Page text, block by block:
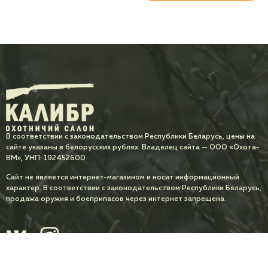
В соответствии с законодательством Республики Беларусь, цены на
сайте указаны в белорусских рублях. Владелец сайта — ООО «Охота-
ВМ», УНП: 192452600
Сайт не является интернет-магазином и носит информационный
характер. В соответствии с законодательством Республики Беларусь,
продажа оружия и боеприпасов через интернет запрещена.